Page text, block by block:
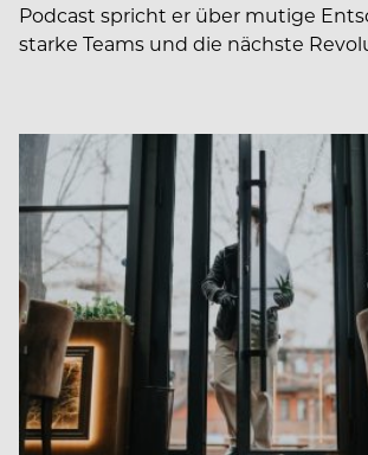
Podcast spricht er über mutige
starke Teams und die nächste